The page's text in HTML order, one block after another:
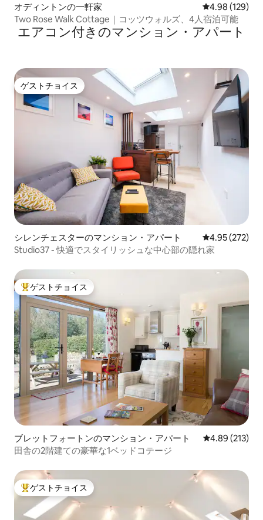
オディントンの一軒家 レビュー129
4.98 (129)
Two Rose Walk Cottage｜コッツウォルズ、4人宿泊可能
エアコン付きのマンション・アパート
ゲストチョイス
ゲストチョイス
シレンチェスターのマンション・アパート レビュー272
4.95 (272)
Studio37 - 快適でスタイリッシュな中心部の隠れ家
大好評のゲストチョイスです。
ゲストチョイス
ブレットフォートンのマンション・アパート レビュー213
4.89 (213)
田舎の2階建ての豪華な1ベッドコテージ
大好評のゲストチョイスです。
ゲストチョイス